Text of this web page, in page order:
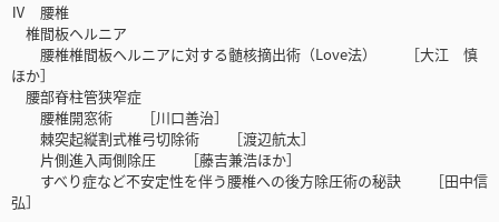
Ⅳ 腰椎
椎間板ヘルニア
腰椎椎間板ヘルニアに対する髄核摘出術（Love法） ［大江 慎
ほか］
腰部脊柱管狭窄症
腰椎開窓術 ［川口善治］
棘突起縦割式椎弓切除術 ［渡辺航太］
片側進入両側除圧 ［藤吉兼浩ほか］
すべり症など不安定性を伴う腰椎への後方除圧術の秘訣 ［田中信
弘］